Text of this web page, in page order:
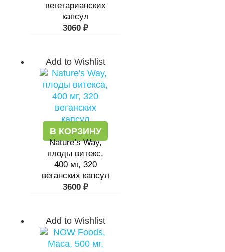
вегетарианских
капсул
3060 ₽
Add to Wishlist
В КОРЗИНУ
Nature’s Way,
плоды витекс,
400 мг, 320
веганских капсул
3600 ₽
Add to Wishlist